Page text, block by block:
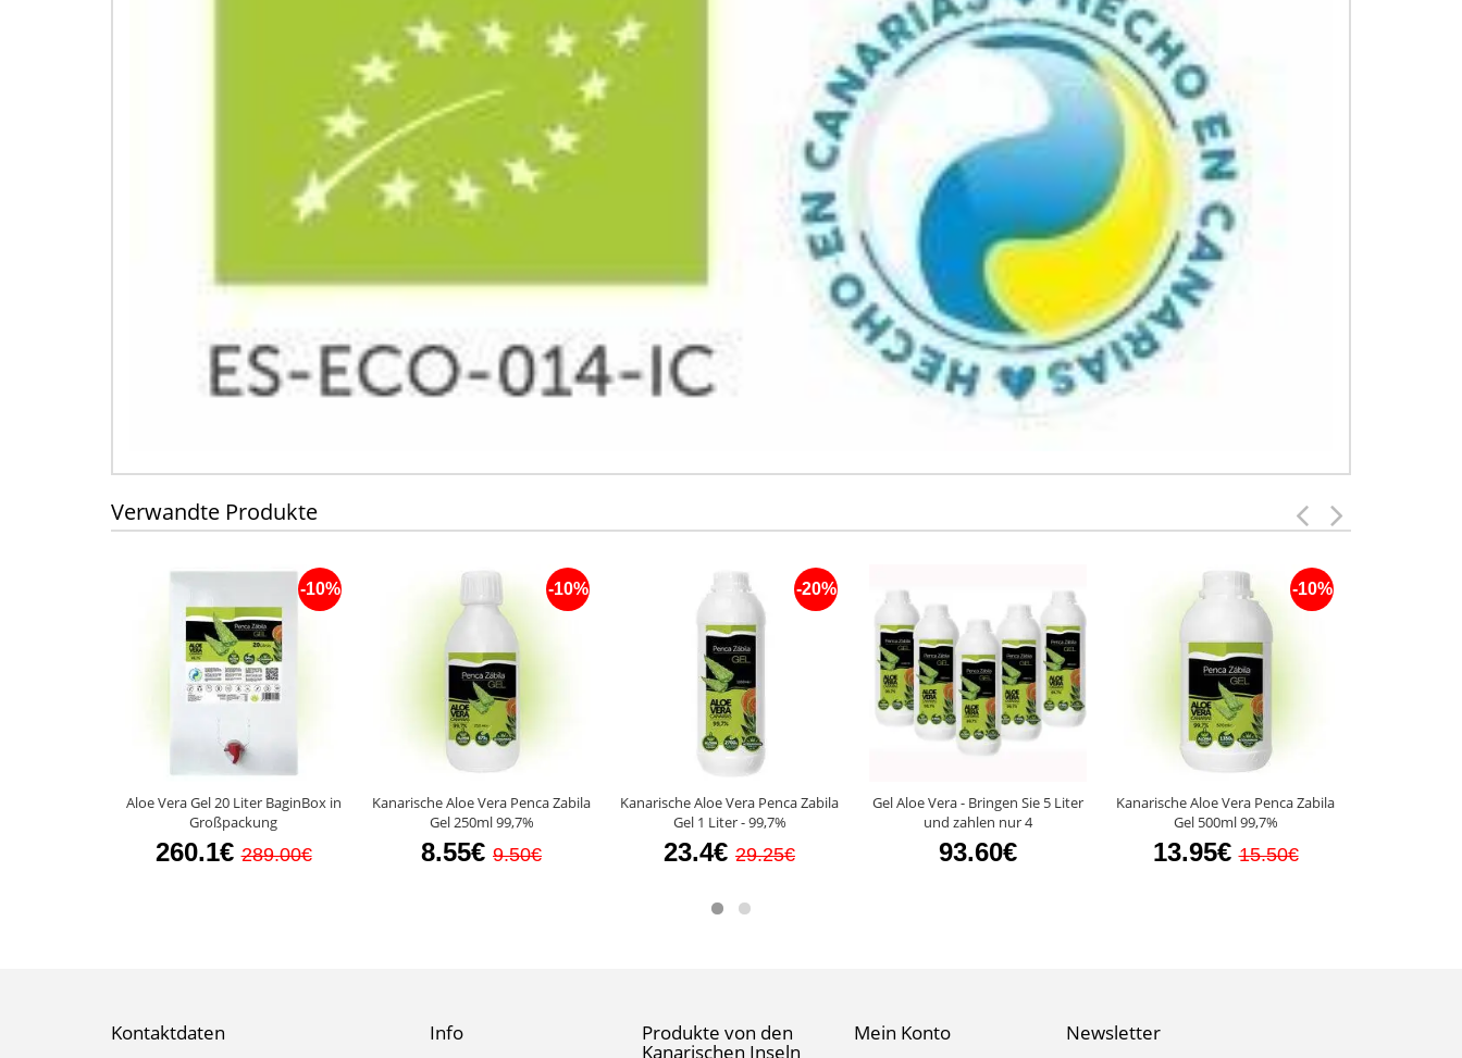
Verwandte Produkte
Aloe Vera Gel 20 Liter BaginBox in
Großpackung
260.1€
-10%
289.00€
Kanarische Aloe Vera Penca Zabila
Gel 250ml 99,7%
8.55€
-10%
9.50€
Kanarische Aloe Vera Penca Zabila
Gel 1 Liter - 99,7%
23.4€
-20%
29.25€
Gel Aloe Vera - Bringen Sie 5 Liter
und zahlen nur 4
93.60€
Kanarische Aloe Vera Penca Zabila
Gel 500ml 99,7%
13.95€
-10%
15.50€
Kontaktdaten Info Produkte von den
Kanarischen Inseln
Mein Konto Newsletter